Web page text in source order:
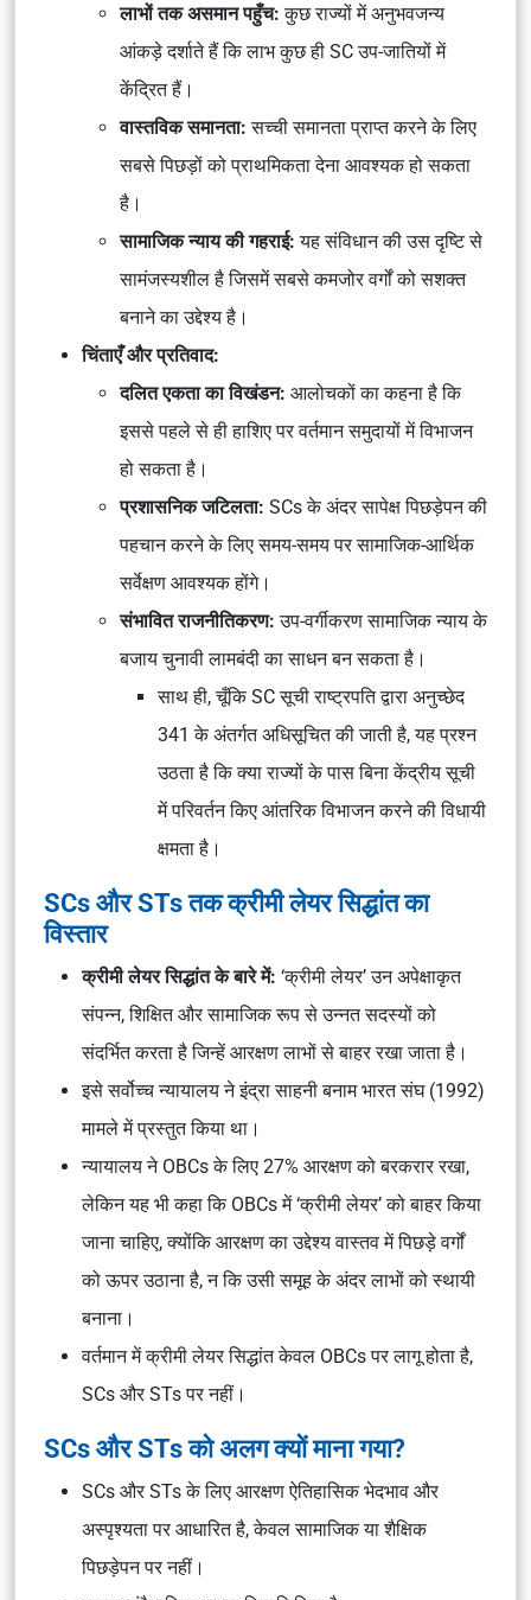
लाभों तक असमान पहुँच: कुछ राज्यों में अनुभवजन्य
आंकड़े दर्शाते हैं कि लाभ कुछ ही SC उप-जातियों में
केंद्रित हैं।
वास्तविक समानता: सच्ची समानता प्राप्त करने के लिए
सबसे पिछड़ों को प्राथमिकता देना आवश्यक हो सकता
है।
सामाजिक न्याय की गहराई: यह संविधान की उस दृष्टि से
सामंजस्यशील है जिसमें सबसे कमजोर वर्गों को सशक्त
बनाने का उद्देश्य है।
चिंताएँ और प्रतिवाद:
दलित एकता का विखंडन: आलोचकों का कहना है कि
इससे पहले से ही हाशिए पर वर्तमान समुदायों में विभाजन
हो सकता है।
प्रशासनिक जटिलता: SCs के अंदर सापेक्ष पिछड़ेपन की
पहचान करने के लिए समय-समय पर सामाजिक-आर्थिक
सर्वेक्षण आवश्यक होंगे।
संभावित राजनीतिकरण: उप-वर्गीकरण सामाजिक न्याय के
बजाय चुनावी लामबंदी का साधन बन सकता है।
साथ ही, चूँकि SC सूची राष्ट्रपति द्वारा अनुच्छेद
341 के अंतर्गत अधिसूचित की जाती है, यह प्रश्न
उठता है कि क्या राज्यों के पास बिना केंद्रीय सूची
में परिवर्तन किए आंतरिक विभाजन करने की विधायी
क्षमता है।
SCs और STs तक क्रीमी लेयर सिद्धांत का
विस्तार
क्रीमी लेयर सिद्धांत के बारे में: ‘क्रीमी लेयर’ उन अपेक्षाकृत
संपन्न, शिक्षित और सामाजिक रूप से उन्नत सदस्यों को
संदर्भित करता है जिन्हें आरक्षण लाभों से बाहर रखा जाता है।
इसे सर्वोच्च न्यायालय नेइंद्रा साहनी बनाम भारत संघ (1992)
मामले में प्रस्तुत किया था।
न्यायालय ने OBCs के लिए 27% आरक्षण को बरकरार रखा,
लेकिन यह भी कहा कि OBCs में ‘क्रीमी लेयर’ को बाहर किया
जाना चाहिए, क्योंकि आरक्षण का उद्देश्य वास्तव में पिछड़े वर्गों
को ऊपर उठाना है, न कि उसी समूह के अंदर लाभों को स्थायी
बनाना।
वर्तमान में क्रीमी लेयर सिद्धांत केवल OBCs पर लागू होता है,
SCs और STs पर नहीं।
SCs और STs को अलग क्यों माना गया?
SCs और STs के लिए आरक्षण ऐतिहासिक भेदभाव और
अस्पृश्यता पर आधारित है, केवल सामाजिक या शैक्षिक
पिछड़ेपन पर नहीं।